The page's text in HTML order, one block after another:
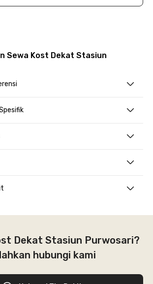
Sewa Kost Dekat Stasiun
Dekat Stasiun Purwosari?
hubungi kami